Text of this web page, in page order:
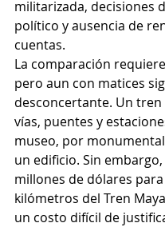
militarizada, decisiones
político y ausencia de
cuentas.
La comparación
pero aun con matices
desconcertante. Un tren
vías, puentes y
museo, por
un edificio. Sin
millones de dólares para
kilómetros del Tren
un costo difícil de